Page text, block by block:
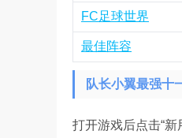
FC足球世界
最佳阵容
队长小翼最强十
打开游戏后点击“新